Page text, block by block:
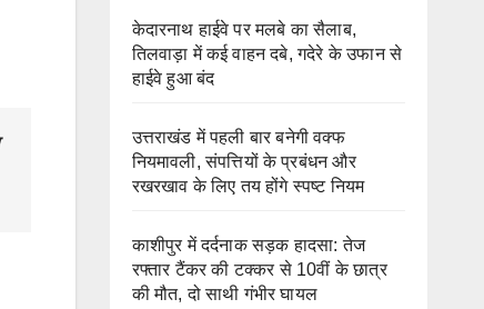
केदारनाथ हाईवे पर मलबे का सैलाब,
तिलवाड़ा में कई वाहन दबे, गदेरे के उफान से
हाईवे हुआ बंद
उत्तराखंड में पहली बार बनेगी वक्फ
नियमावली, संपत्तियों के प्रबंधन और
रखरखाव के लिए तय होंगे स्पष्ट नियम
काशीपुर में दर्दनाक सड़क हादसा: तेज
रफ्तार टैंकर की टक्कर से 10वीं के छात्र
की मौत, दो साथी गंभीर घायल